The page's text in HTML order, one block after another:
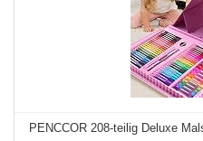
PENCCOR 208-teilig Deluxe